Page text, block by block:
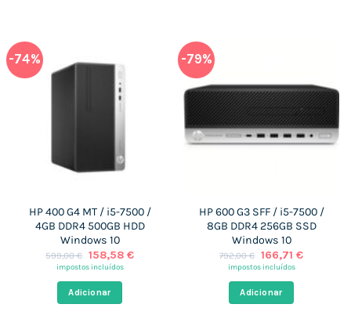
-74%
HP 400 G4 MT / i5-7500 /
4GB DDR4 500GB HDD
Windows 10
599,00€ O
preço
era:
599,00 €.
158,58 €O
impostos incluídos
Adicionar
-79%
HP 600 G3 SFF / i5-7500 /
8GB DDR4 256GB SSD
Windows 10
792,00€ O
preço
era:
792,00 €.
166,71 €O
impostos incluídos
Adicionar